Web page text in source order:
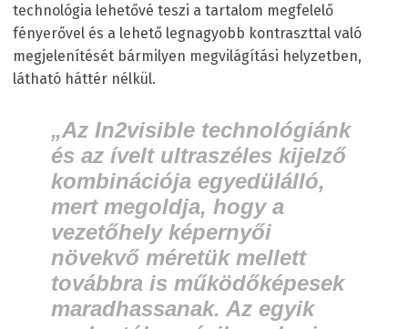
technológia lehetővé teszi a tartalom megfelelő
fényerővel és a lehető legnagyobb kontraszttal való
megjelenítését bármilyen megvilágítási helyzetben,
látható háttér nélkül.
„Az In2visible technológiánk
és az ívelt ultraszéles kijelző
kombinációja egyedülálló,
mert megoldja, hogy a
vezetőhely képernyői
növekvő méretük mellett
továbbra is működőképesek
maradhassanak. Az egyik